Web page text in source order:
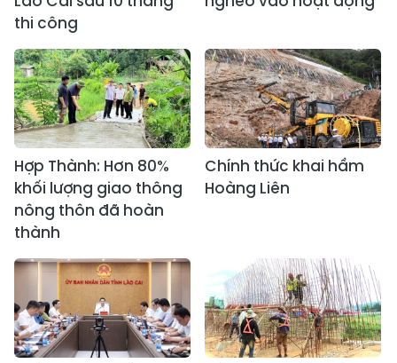
thi công
Hợp Thành: Hơn 80%
khối lượng giao thông
nông thôn đã hoàn
thành
Chính thức khai hầm
Hoàng Liên